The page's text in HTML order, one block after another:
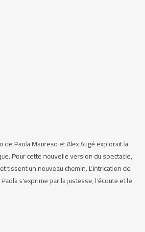
Paola Maureso et Alex Augé explorait la
Pour cette nouvelle version du spectacle,
tissent un nouveau chemin. L'intrication de
s'exprime par la justesse, l'écoute et le